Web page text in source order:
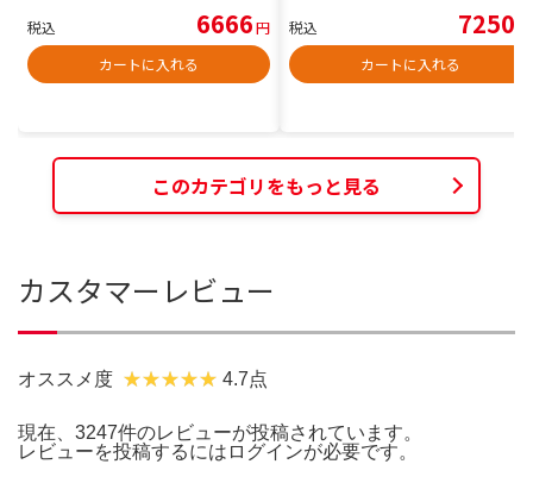
税込 6666円
カートに入れる
税込 7250
カートに入れる
このカテゴリをもっと見る
カスタマーレビュー
オススメ度 4.7点
現在、3247件のレビューが投稿されています。
レビューを投稿するには ログインが必要です。